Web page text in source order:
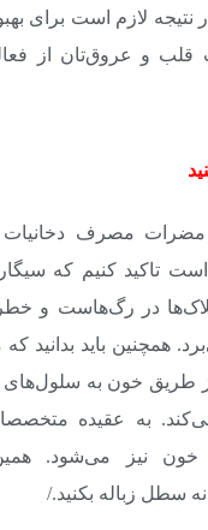
لازم است برای
قلب و عروق‌تان از
مصرف دخانیات
است تاکید کنیم که
در رگ‌هاست و خطر
همچنین باید بدانید
خون به سلول‌های
به عقیده
خون نیز می‌شود.
سطل زباله بکنید.
/